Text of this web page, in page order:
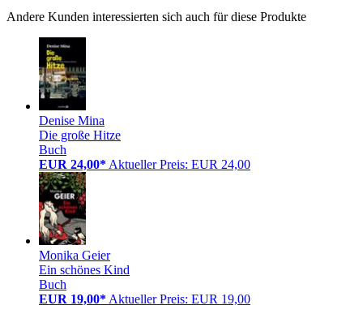
Andere Kunden interessierten sich auch für diese Produkte
Denise Mina
Die große Hitze
Buch
EUR 24,00* Aktueller Preis: EUR 24,00
Monika Geier
Ein schönes Kind
Buch
EUR 19,00* Aktueller Preis: EUR 19,00